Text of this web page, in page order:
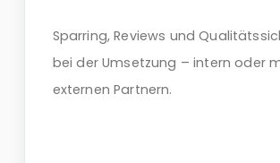
Sparring, Reviews und
bei der Umsetzung – intern oder
externen Partnern.